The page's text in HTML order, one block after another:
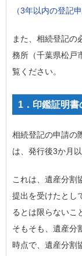
（3年以内の登記
また、相続登記の
務所（千葉県松戸
覧ください。
1．印鑑証明書
相続登記の申請の
は、発行後3か月
これは、遺産分割
提出を受けたとし
るとは限らないこ
そもそも、遺産分
時点で、遺産分割